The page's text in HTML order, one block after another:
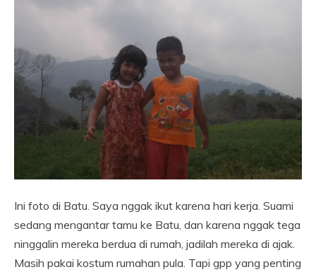
Ini foto di Batu. Saya nggak ikut karena hari kerja. Suami
sedang mengantar tamu ke Batu, dan karena nggak tega
ninggalin mereka berdua di rumah, jadilah mereka di ajak.
Masih pakai kostum rumahan pula. Tapi gpp yang penting